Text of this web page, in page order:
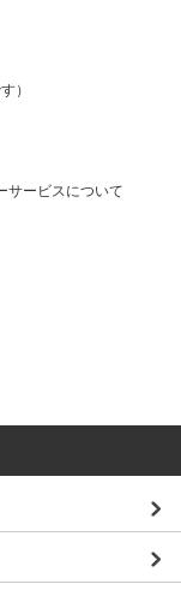
）
サービスについて